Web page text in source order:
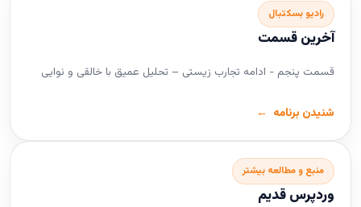
رادیو بسکتبال
آخرین قسمت
قسمت پنجم - ادامه تجارب زیستی – تحلیل عمیق با خالقی و نوایی
شنیدن برنامه
منبع و مطالعه بیشتر
وردپرس قدیم